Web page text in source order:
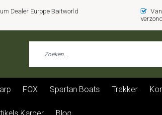
Dealer Europe Baitworld
FOX Spartan Boats Trakker